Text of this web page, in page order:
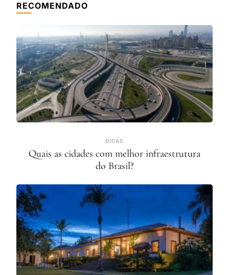
RECOMENDADO
DICAS
Quais as cidades com melhor infraestrutura
do Brasil?